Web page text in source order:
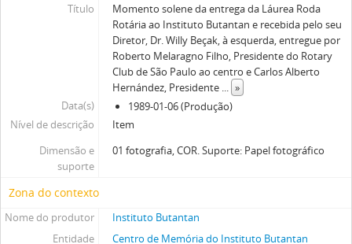
Título
Momento solene da entrega da Láurea Roda
Rotária ao Instituto Butantan e recebida pelo seu
Diretor, Dr. Willy Beçak, à esquerda, entregue por
Roberto Melaragno Filho, Presidente do Rotary
Club de São Paulo ao centro e Carlos Alberto
Hernández, Presidente ... »
Data(s)
1989-01-06 (Produção)
Nível de descrição
Item
Dimensão e
suporte
01 fotografia, COR. Suporte: Papel fotográfico
Zona do contexto
Nome do produtor
Instituto Butantan
Entidade
Centro de Memória do Instituto Butantan